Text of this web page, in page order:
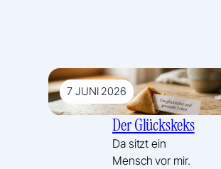
7 JUNI 2026
Der Glückskeks
Da sitzt ein
Mensch vor mir.